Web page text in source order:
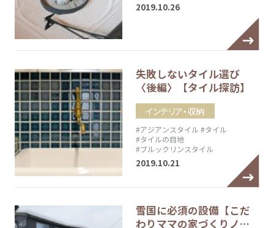
2019.10.26
失敗しないタイル選び
〈後編〉【タイル探訪】
インテリア・収納
#アジアンスタイル #タイル
#タイルの目地
#ブルックリンスタイル
2019.10.21
雪国に必須の設備【こだ
わりママの家づくりノ…